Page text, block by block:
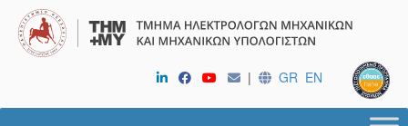
| GR EN